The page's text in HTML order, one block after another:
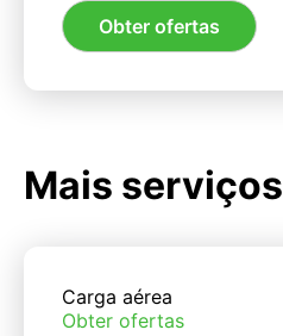
Obter ofertas
Mais serviços
Carga aérea
Obter ofertas